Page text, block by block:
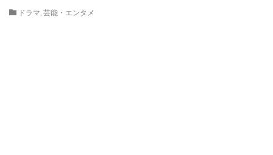
ドラマ, 芸能・エンタメ